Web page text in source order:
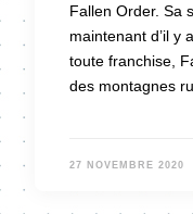
Fallen Order. Sa
maintenant d’il y
toute franchise,
des montagnes
27 NOVEMBRE 2020